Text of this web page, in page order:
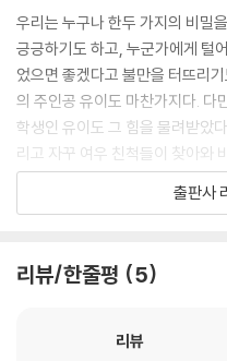
우리는 누구나 한두 가지의 비밀
긍긍하기도 하고, 누군가에게 털
었으면 좋겠다고 불만을 터뜨리기
의 주인공 유이도 마찬가지다. 다
학생인 유이도 그 힘을 물려받았
리고 자꾸 여우 친척들이 찾아와
것도!
의 힘을 이용해 문제를 해결하고,
마가 항상 말하는 ‘그림자에 지기
출판사
리뷰/한줄평 5
리뷰